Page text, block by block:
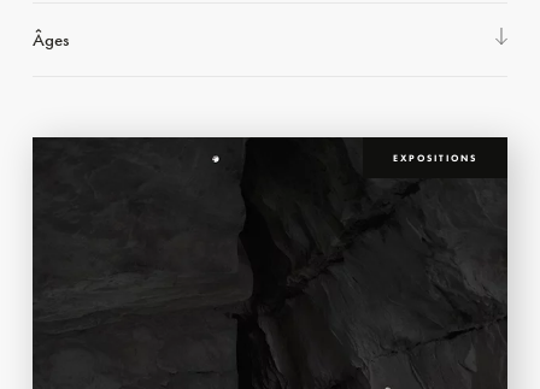
Âges
EXPOSITIONS